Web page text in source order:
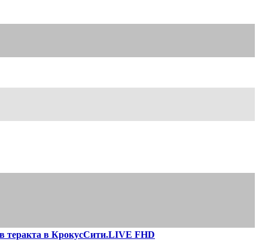
теракта в КрокусСити.LIVE FHD